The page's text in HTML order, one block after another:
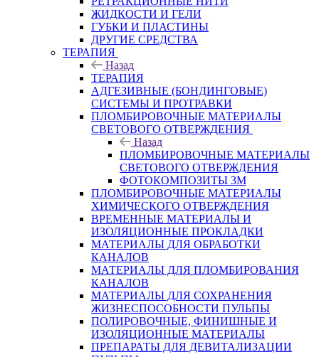
ЖИДКОСТИ И ГЕЛИ
ГУБКИ И ПЛАСТИНЫ
ДРУГИЕ СРЕДСТВА
ТЕРАПИЯ
Назад
ТЕРАПИЯ
АДГЕЗИВНЫЕ (БОНДИНГОВЫЕ)
СИСТЕМЫ И ПРОТРАВКИ
ПЛОМБИРОВОЧНЫЕ МАТЕРИАЛЫ
СВЕТОВОГО ОТВЕРЖДЕНИЯ
Назад
ПЛОМБИРОВОЧНЫЕ МАТЕРИАЛЫ
СВЕТОВОГО ОТВЕРЖДЕНИЯ
ФОТОКОМПОЗИТЫ 3М
ПЛОМБИРОВОЧНЫЕ МАТЕРИАЛЫ
ХИМИЧЕСКОГО ОТВЕРЖДЕНИЯ
ВРЕМЕННЫЕ МАТЕРИАЛЫ И
ИЗОЛЯЦИОННЫЕ ПРОКЛАДКИ
МАТЕРИАЛЫ ДЛЯ ОБРАБОТКИ
КАНАЛОВ
МАТЕРИАЛЫ ДЛЯ ПЛОМБИРОВАНИЯ
КАНАЛОВ
МАТЕРИАЛЫ ДЛЯ СОХРАНЕНИЯ
ЖИЗНЕСПОСОБНОСТИ ПУЛЬПЫ
ПОЛИРОВОЧНЫЕ, ФИНИШНЫЕ И
ИЗОЛЯЦИОННЫЕ МАТЕРИАЛЫ
ПРЕПАРАТЫ ДЛЯ ДЕВИТАЛИЗАЦИИ